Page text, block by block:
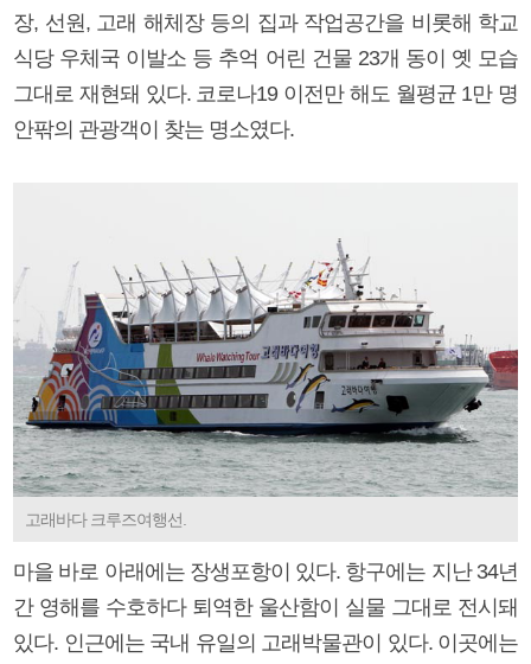
장, 선원, 고래 해체장 등의 집과 작업공간을 비롯해 학교
식당 우체국 이발소 등 추억 어린 건물 23개 동이 옛 모습
그대로 재현돼 있다. 코로나19 이전만 해도 월평균 1만 명
안팎의 관광객이 찾는 명소였다.
고래바다 크루즈여행선.
마을 바로 아래에는 장생포항이 있다. 항구에는 지난 34년
간 영해를 수호하다 퇴역한 울산함이 실물 그대로 전시돼
있다. 인근에는 국내 유일의 고래박물관이 있다. 이곳에는